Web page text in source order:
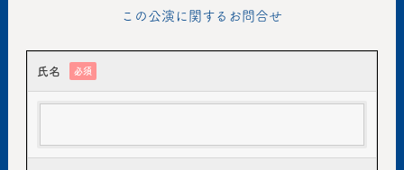
この公演に関するお問合せ
氏名 必須